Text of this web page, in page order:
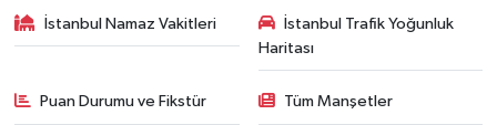
İstanbul Namaz Vakitleri
İstanbul Trafik Yoğunluk
Haritası
Puan Durumu ve Fikstür Tüm Manşetler